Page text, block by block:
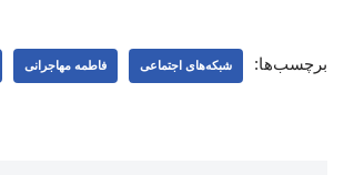
برچسب‌ها: شبکه‌‌های اجتماعی فاطمه مهاجرانی